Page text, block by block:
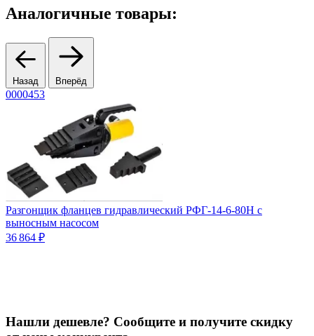
Аналогичные товары:
Назад Вперёд
0000453
Разгонщик фланцев гидравлический РФГ-14-6-80Н с
выносным насосом
36 864 ₽
Нашли дешевле? Сообщите и получите скидку